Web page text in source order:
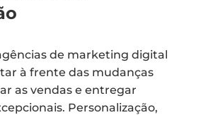
de marketing digital
à frente das mudanças
as vendas e entregar
Personalização,